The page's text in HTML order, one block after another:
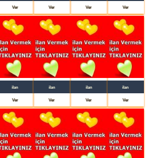
Ver Ver Ver Ver
ilan
Ver
ilan
Ver
ilan
Ver
ilan
Ver